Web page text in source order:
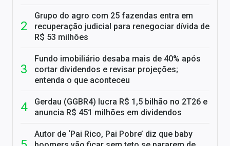
Grupo do agro com 25 fazendas entra em
recuperação judicial para renegociar dívida de
R$ 53 milhões
Fundo imobiliário desaba mais de 40% após
cortar dividendos e revisar projeções;
entenda o que aconteceu
Gerdau (GGBR4) lucra R$ 1,5 bilhão no 2T26 e
anuncia R$ 451 milhões em dividendos
Autor de ‘Pai Rico, Pai Pobre’ diz que baby